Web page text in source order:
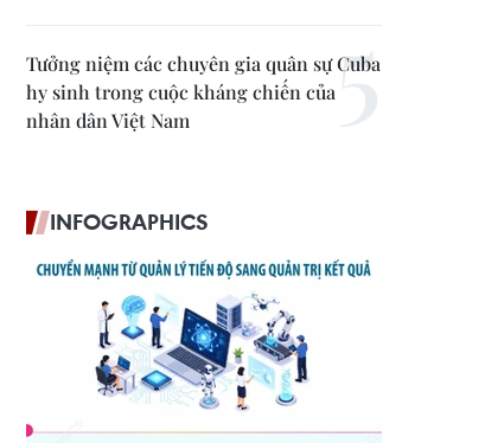
Tưởng niệm các chuyên gia quân sự Cuba
hy sinh trong cuộc kháng chiến của
nhân dân Việt Nam
INFOGRAPHICS